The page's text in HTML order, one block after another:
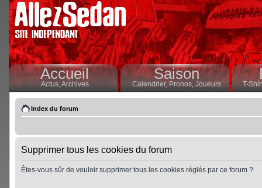
Accueil
Actus,Archives
Saison
Calendrier,Pronos, Joueurs T-
Index du forum
Supprimer tous les cookies du forum
Êtes-vous sûr de vouloir supprimer tous les cookies réglés par ce forum ?